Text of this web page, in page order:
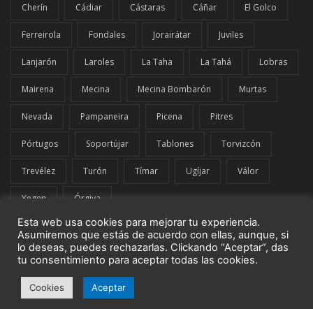
Cherín Cádiar Cástaras Cáñar El Golco
Ferreirola Fondales Jorairátar Juviles
Lanjarón Laroles La Taha La Tahá Lobras
Mairena Mecina Mecina Bombarón Murtas
Nevada Pampaneira Picena Pitres
Pórtugos Soportújar Tablones Torvizcón
Trevélez Turón Tímar Ugíjar Válor
Yegen Órgiva
© El Comarcal de La Alpujarra | G42849919 | Todos los derechos
reservados.
Esta web usa cookies para mejorar tu experiencia.
Asumiremos que estás de acuerdo con ellas, aunque, si
lo deseas, puedes rechazarlas. Clickando “Aceptar”, das
tu consentimiento para aceptar todas las cookies.
Cookies Aceptar